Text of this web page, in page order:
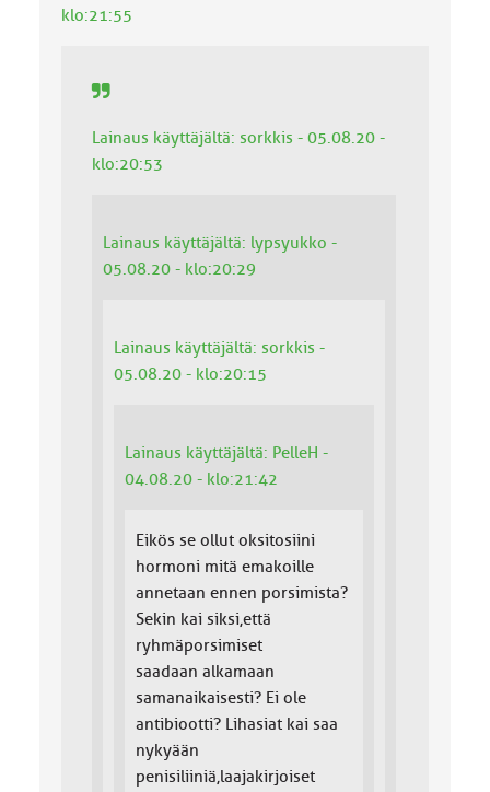
klo:21:55
Lainaus käyttäjältä: sorkkis - 05.08.20 -
klo:20:53
Lainaus käyttäjältä: lypsyukko -
05.08.20 - klo:20:29
Lainaus käyttäjältä: sorkkis -
05.08.20 - klo:20:15
Lainaus käyttäjältä: PelleH -
04.08.20 - klo:21:42
Eikös se ollut oksitosiini
hormoni mitä emakoille
annetaan ennen porsimista?
Sekin kai siksi,että
ryhmäporsimiset
saadaan alkamaan
samanaikaisesti? Ei ole
antibiootti? Lihasiat kai saa
nykyään
penisiliiniä,laajakirjoiset